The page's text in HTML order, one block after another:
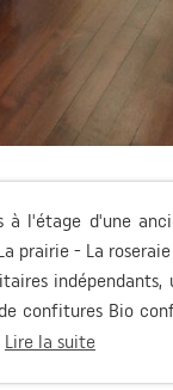
l'étage d'une
prairie - La
indépendants,
confitures Bio
Lire la suite